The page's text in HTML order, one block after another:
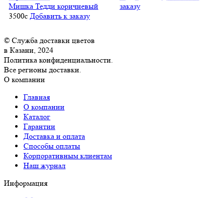
Мишка Тедди коричневый
3500c Добавить к заказу
заказу
© Служба доставки цветов
в Казани, 2024
Политика конфиденциальности.
Все регионы доставки.
О компании
Главная
О компании
Каталог
Гарантии
Доставка и оплата
Способы оплаты
Корпоративным клиентам
Наш журнал
Информация